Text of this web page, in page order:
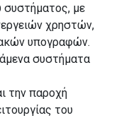
συστήματος, με
χρηστών,
υπογραφών.
συστήματα
την παροχή
του